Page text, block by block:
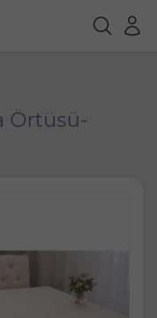
Örtüsü-